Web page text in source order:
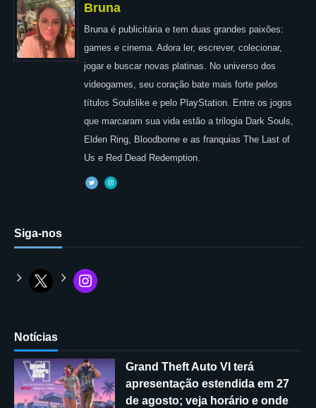
Bruna
Bruna é publicitária e tem duas grandes paixões:
games e cinema. Adora ler, escrever, colecionar,
jogar e buscar novas platinas. No universo dos
videogames, seu coração bate mais forte pelos
títulos Soulslike e pelo PlayStation. Entre os jogos
que marcaram sua vida estão a trilogia Dark Souls,
Elden Ring, Bloodborne e as franquias The Last of
Us e Red Dead Redemption.
Siga-nos
Notícias
Grand Theft Auto VI terá
apresentação estendida em 27
de agosto; veja horário e onde